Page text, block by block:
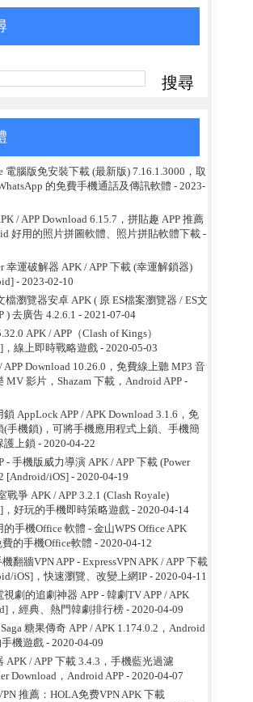
電腦版免安裝下載 (最新版) 7.16.1.3000，取
的免費手機通話及傳訊軟體 - 2023-
/ APP Download 6.15.7，拼貼趣 APP 推薦
好用的照片拼圖軟體、照片拼貼軟體下載-
幸運破解器 APK / APP 下載 (幸運解鎖器)
- 2023-02-10
檔瀏覽器安卓 APK ( 原 ES檔案瀏覽器 / ES文
) 去廣告 4.2.6.1 - 2021-07-04
APK / APP（Clash of Kings）
，線上即時戰略遊戲- 2020-05-03
APP Download 10.26.0，免費線上聽 MP3 音
MV 影片，Shazam 下載，Android APP-
鎖 AppLock APP / APK Download 3.1.6，免
(手機鎖)，可將手機應用程式上鎖、手機簡
護上鎖 - 2020-04-22
- 手機版威力導演 APK / APP 下載 (Power
[Android/iOS]- 2020-04-19
戰爭 APK / APP 3.2.1 (Clash Royale)
，好玩的手機即時策略遊戲- 2020-04-14
的手機Office 軟體 - 金山WPS Office APK
的手機Office軟體 - 2020-04-12
翻牆VPN APP - ExpressVPN APK / APP 下載
iOS]，快速瀏覽、改變上網IP- 2020-04-11
劇的追劇神器 APP - 韓劇TV APP / APK
，經典、熱門韓劇排行榜- 2020-04-09
糖果傳奇 APP / APK 1.174.0.2，Android
機遊戲- 2020-04-09
APK / APP 下載 3.4.3，手機藍光過濾
Download，Android APP- 2020-04-07
推薦：HOLA免费VPN APK 下載